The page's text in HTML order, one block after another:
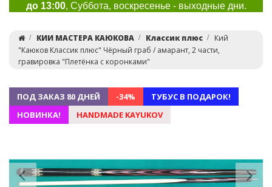
до 13:00, Суббота, воскресенье - выходные дни.
КИИ МАСТЕРА КАЮКОВА Классик плюс
Кий
"Каюков Классик плюс" Чёрный граб / амарант, 2 части,
гравировка "Плетёнка с коронками"
ПОД ЗАКАЗ 80 ДНЕЙ -34%
ТУБУС В ПОДАРОК!
НОВИНКА!
HANDMADE KAYUKOV